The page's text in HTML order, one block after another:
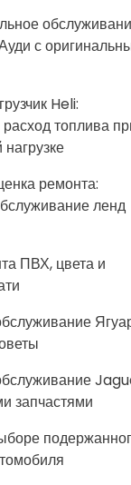
с
Heli:
топлива
ремонта:
ленд
ПВХ, цвета и
запчастями